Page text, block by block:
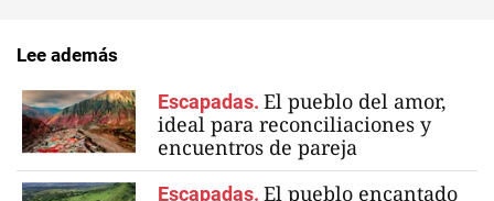
Lee además
Escapadas. El pueblo del amor,
ideal para reconciliaciones y
encuentros de pareja
Escapadas. El pueblo encantado